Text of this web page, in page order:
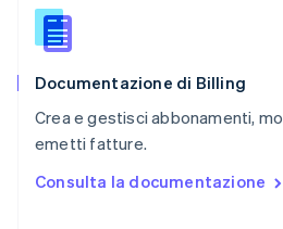
Documentazione di Billing
Crea e gestisci abbonamenti,
emetti fatture.
Consulta la documentazione
English
Slovacchia
Slovenia
Spagna
EspañolEnglish
English Español简体中文